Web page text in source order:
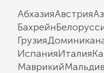
АбхазияАвстрия
Бахрейн
Грузия
ИспанияИталия
Маврикий